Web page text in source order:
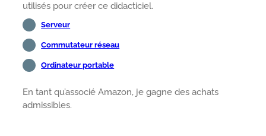
utilisés pour créer ce didacticiel.
Serveur
Commutateur réseau
Ordinateur portable
En tant qu’associé Amazon, je gagne des achats
admissibles.